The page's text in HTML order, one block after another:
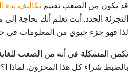
قد يكون من الصعب تقييم تكاليف بدء
التجزئة الجدد. أنت تعلم أنك بحاجة
لذا فهو جزء حيوي من المعلومات في
تكمن المشكلة في أنه من الصعب
بالضبط شراء كل هذا المخزون. لماذا